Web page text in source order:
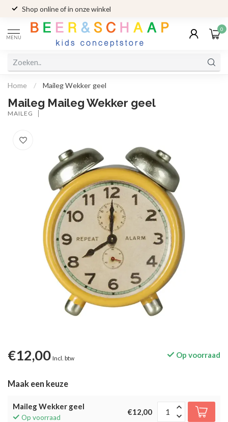
Shop online of in onze winkel
MENU
0
Home / Maileg Wekker geel
Maileg Maileg Wekker geel
MAILEG
€12,00 Incl. btw Op voorraad
Maak een keuze
Maileg Wekker geel
Op voorraad
€12,00